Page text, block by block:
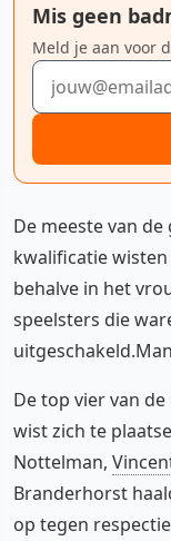
Mis geen
Meld je aan voor
E-mailadres
De meeste van
kwalificatie
behalve in het
speelsters die
De top vier van
wist zich te
Nottelman,
Branderhorst
op tegen